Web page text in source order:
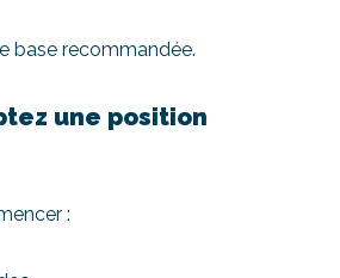
base recommandée.
une position
: